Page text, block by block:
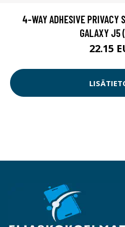
4-WAY ADHESIVE PRIVACY
GALAXY J5
22.15